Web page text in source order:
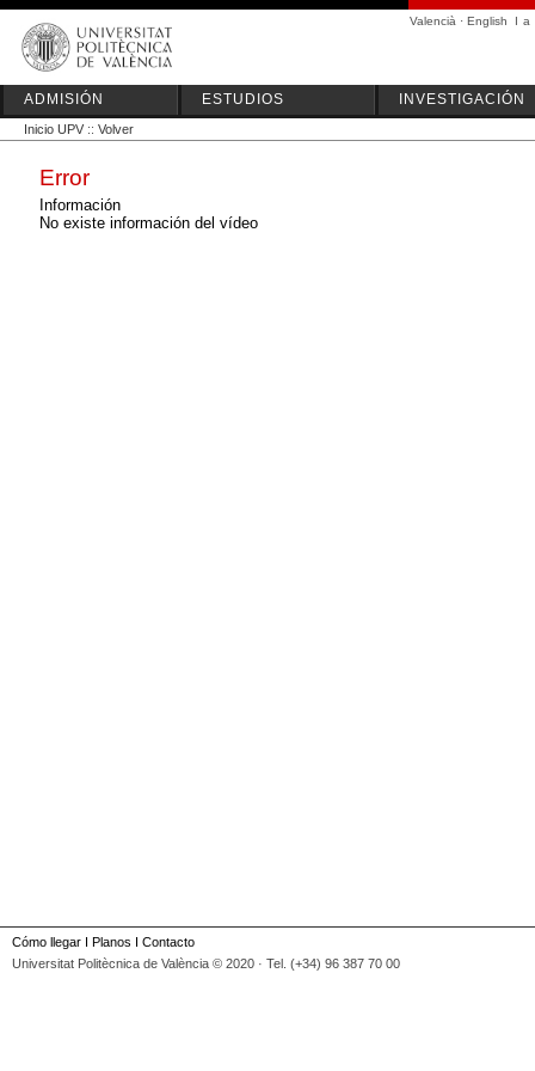
Valencià · English I a
ADMISIÓN ESTUDIOS INVESTIGACIÓN
Inicio UPV :: Volver
Error
Información
No existe información del vídeo
Cómo llegar I Planos I Contacto
Universitat Politècnica de València © 2020 · Tel. (+34) 96 387 70 00